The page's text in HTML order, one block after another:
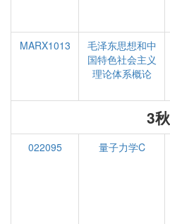
MARX1013
毛泽东思想和中
国特色社会主义
理论体系概论
3秋
022095 量子力学C